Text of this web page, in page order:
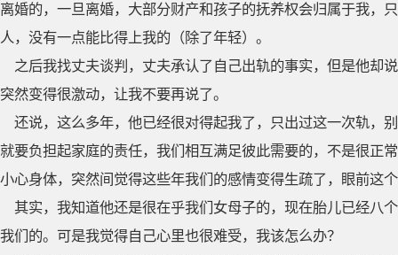
离婚的，一旦离婚，大部分财产和孩子的抚养权会归属于我，
人，没有一点能比得上我的（除了年轻）。
之后我找丈夫谈判，丈夫承认了自己出轨的事实，但是他却
突然变得很激动，让我不要再说了。
还说，这么多年，他已经很对得起我了，只出过这一次轨，
就要负担起家庭的责任，我们相互满足彼此需要的，不是很正
小心身体，突然间觉得这些年我们的感情变得生疏了，眼前这
其实，我知道他还是很在乎我们女母子的，现在胎儿已经八
我们的。可是我觉得自己心里也很难受，我该怎么办？